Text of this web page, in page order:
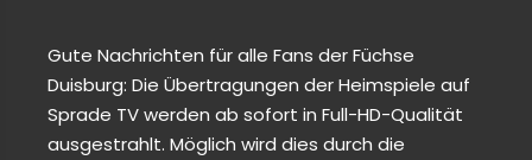
Gute Nachrichten für alle Fans der Füchse
Duisburg: Die Übertragungen der Heimspiele auf
Sprade TV werden ab sofort in Full-HD-Qualität
ausgestrahlt. Möglich wird dies durch die